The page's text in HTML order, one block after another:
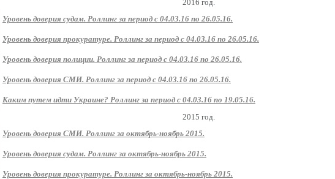
2016 год.
Уровень доверия судам. Роллинг за период с 04.03.16 по 26.05.16.
Уровень доверия прокуратуре. Роллинг за период с 04.03.16 по 26.05.16.
Уровень доверия полиции. Роллинг за период с 04.03.16 по 26.05.16.
Уровень доверия СМИ. Роллинг за период с 04.03.16 по 26.05.16.
Каким путем идти Украине? Роллинг за период с 04.03.16 по 19.05.16.
2015 год.
Уровень доверия СМИ. Роллинг за октябрь-ноябрь 2015.
Уровень доверия судам. Роллинг за октябрь-ноябрь 2015.
Уровень доверия прокуратуре. Роллинг за октябрь-ноябрь 2015.